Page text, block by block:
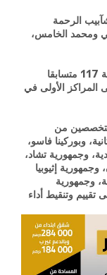
الرحمة
ومحمد الخامس،
ويذكر أن نهائيات هذه المسابقة، تميزت بمشاركة 117 متسابقا
على المراكز الأولى في
من
وبوركينا فاسو،
وجمهورية تشاد،
إثيوبيا
وجمهورية
وتنقيط أداء